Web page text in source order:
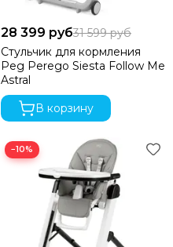
28 399 руб31 599 руб
Стульчик для кормления
Peg Perego Siesta Follow Me
Astral
В корзину
−10%